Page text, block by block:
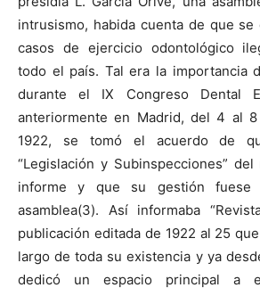
intrusismo, habida cuenta de que se
casos de ejercicio odontológico
todo el país. Tal era la importancia
durante el IX Congreso Dental
anteriormente en Madrid, del 4 al
1922, se tomó el acuerdo de
“Legislación y Subinspecciones”
informe y que su gestión fuese
asamblea(3). Así informaba
publicación editada de 1922 al 25
largo de toda su existencia y ya
dedicó un espacio principal a